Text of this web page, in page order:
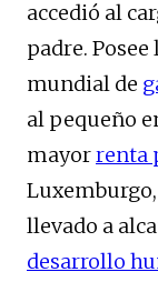
accedió al
padre.
mundial de
al pequeño
mayorrenta
llevado a
desarrollo